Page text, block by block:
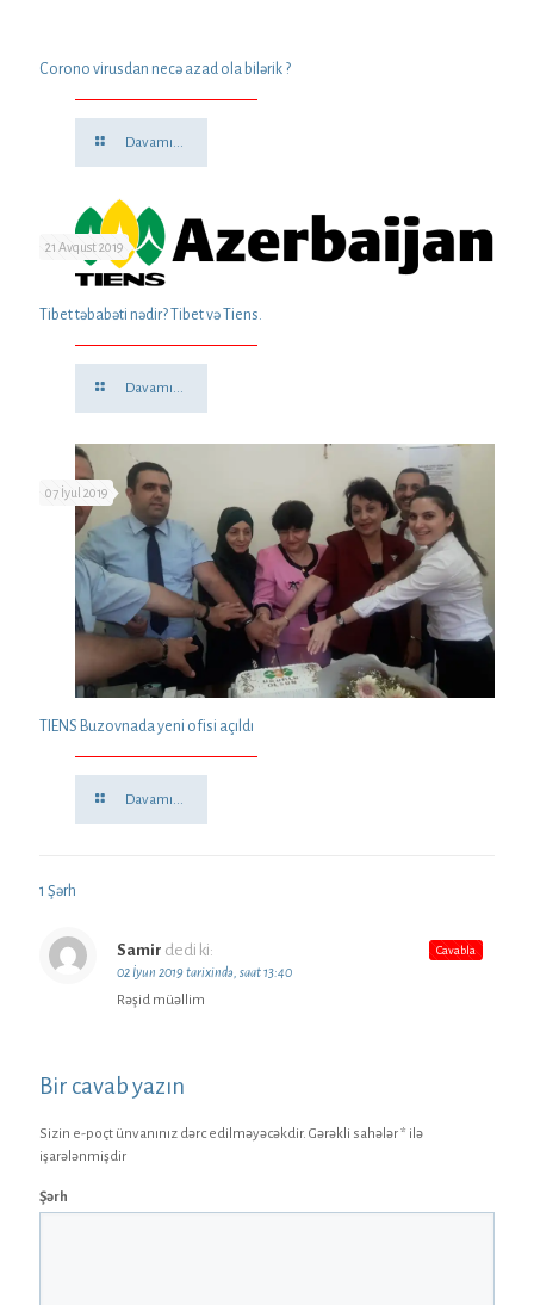
Corono virusdan necə azad ola bilərik ?
Davamı...
21 Avqust 2019
Tibet təbabəti nədir? Tibet və Tiens.
Davamı...
07 İyul 2019
TIENS Buzovnada yeni ofisi açıldı
Davamı...
1 Şərh
Samir dedi ki:
02 İyun 2019 tarixində, saat 13:40
Rəşid müəllim
Cavabla
Bir cavab yazın
Sizin e-poçt ünvanınız dərc edilməyəcəkdir. Gərəkli sahələr* ilə
işarələnmişdir
Şərh